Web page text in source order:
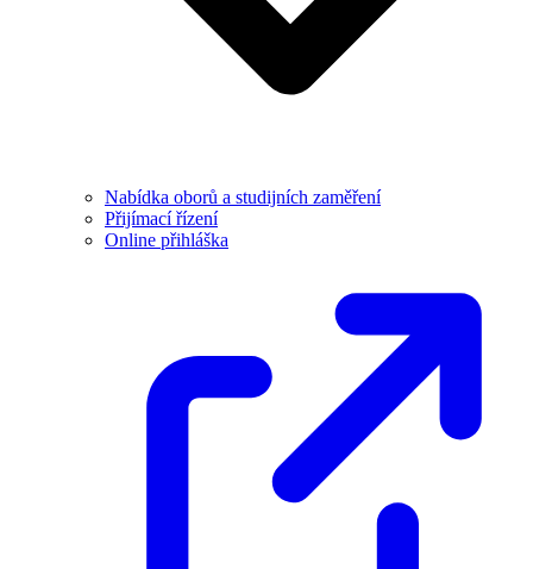
Nabídka oborů a studijních zaměření
Přijímací řízení
Online přihláška